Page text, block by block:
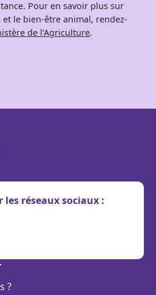
Pour en savoir plus sur
le bien-être animal, rendez-
de l’Agriculture.
les réseaux sociaux :
?